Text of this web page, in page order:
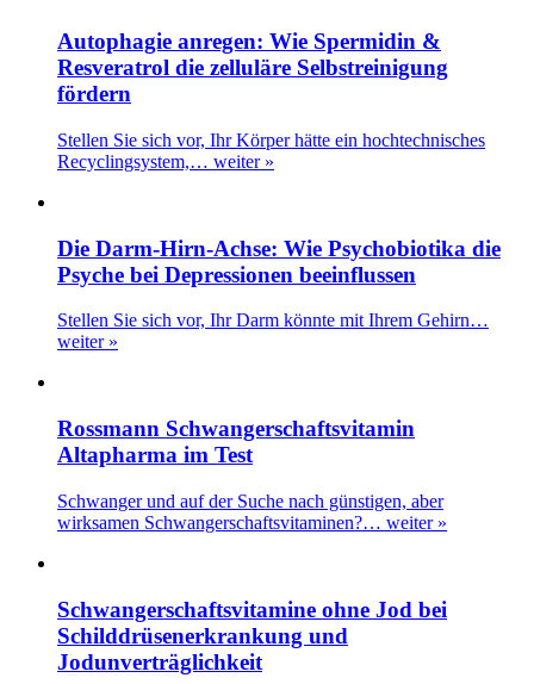
Autophagie anregen: Wie Spermidin &
Resveratrol die zelluläre Selbstreinigung
fördern
Stellen Sie sich vor, Ihr Körper hätte ein hochtechnisches
Recyclingsystem,… weiter »
Die Darm-Hirn-Achse: Wie Psychobiotika die
Psyche bei Depressionen beeinflussen
Stellen Sie sich vor, Ihr Darm könnte mit Ihrem Gehirn…
weiter »
Rossmann Schwangerschaftsvitamin
Altapharma im Test
Schwanger und auf der Suche nach günstigen, aber
wirksamen Schwangerschaftsvitaminen?… weiter »
Schwangerschaftsvitamine ohne Jod bei
Schilddrüsenerkrankung und
Jodunverträglichkeit